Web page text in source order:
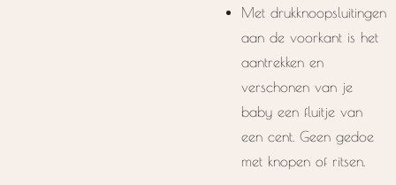
Met drukknoopsluitingen
aan de voorkant is het
aantrekken en
verschonen van je
baby een fluitje van
een cent. Geen gedoe
met knopen of ritsen.